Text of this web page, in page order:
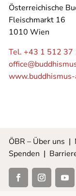
Österreichische
Fleischmarkt 16
1010 Wien
Tel. +43 1 512 37
ÖBR – Über uns |
Spenden |